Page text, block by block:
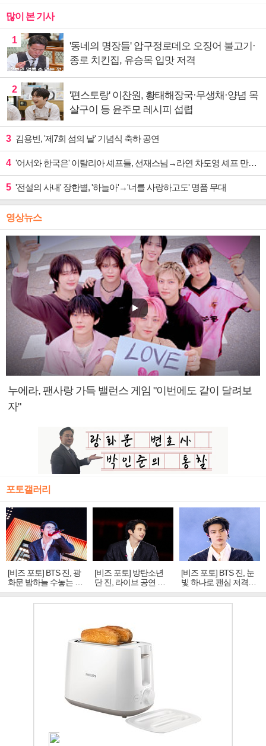
많이 본 기사
1
'동네의 명장들' 압구정로데오 오징어 불고기·
종로 치킨집, 유승목 입맛 저격
2
'편스토랑' 이찬원, 황태해장국·무생채·양념 목
살구이 등 윤주모 레시피 섭렵
3 김용빈, '제7회 섬의 날' 기념식 축하 공연
4 '어서와 한국은' 이탈리아 셰프들, 선재스님→라연 차도영 셰프 만난다
5 '전설의 사내' 장한별, '하늘아'→'너를 사랑하고도' 명품 무대
영상뉴스
누에라, 팬사랑 가득 밸런스 게임 "이번에도 같이 달려보
자"
포토갤러리
[비즈 포토] BTS 진, 광
화문 밤하늘 수놓는 '비
주얼 킹'의 열창
[비즈 포토] 방탄소년
단 진, 라이브 공연 중
빛나는 독보적 아우라
[비즈 포토] BTS 진, 눈
빛 하나로 팬심 저격…
독보적 카리스마